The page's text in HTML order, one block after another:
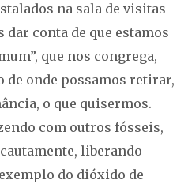
na sala de visitas
dar conta de que estamos
que nos congrega,
de onde possamos retirar,
o que quisermos.
com outros fósseis,
liberando
do dióxido de